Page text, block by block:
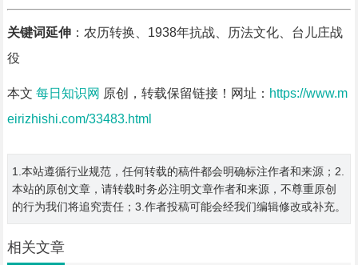
关键词延伸：农历转换、1938年抗战、历法文化、台儿庄战
役
本文 每日知识网 原创，转载保留链接！网址： https://www.m
eirizhishi.com/33483.html
1.本站遵循行业规范，任何转载的稿件都会明确标注作者和来源；2.
本站的原创文章，请转载时务必注明文章作者和来源，不尊重原创
的行为我们将追究责任；3.作者投稿可能会经我们编辑修改或补充。
相关文章